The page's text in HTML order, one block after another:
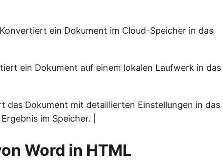
Konvertiert ein Dokument im Cloud-Speicher in das
ein Dokument auf einem lokalen Laufwerk in das
das Dokument mit detaillierten Einstellungen in das
im Speicher. |
Word in HTML